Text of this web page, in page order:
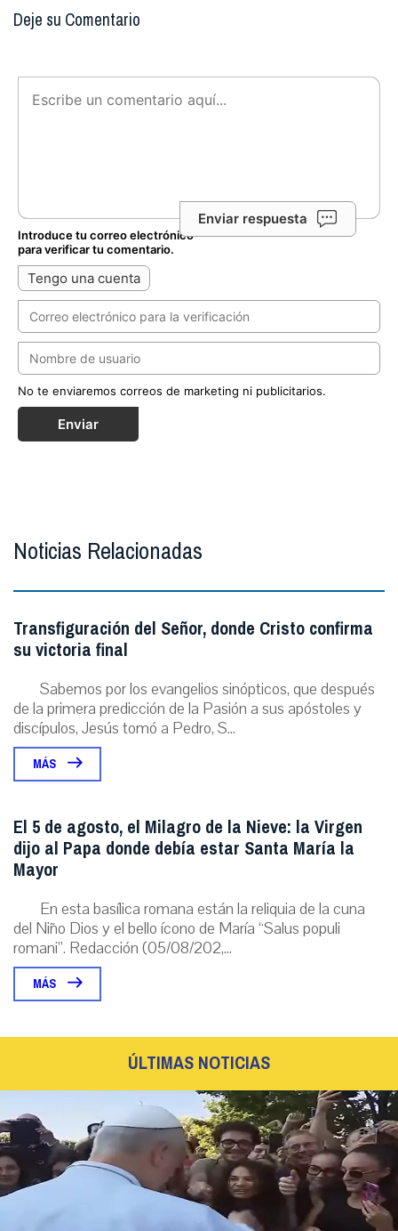
Deje su Comentario
Enviar respuesta
Introduce tu correo electrónico
para verificar tu comentario.
Tengo una cuenta
No te enviaremos correos de marketing ni publicitarios.
Enviar
Noticias Relacionadas
Transfiguración del Señor, donde Cristo confirma
su victoria final
Sabemos por los evangelios sinópticos, que después
de la primera predicción de la Pasión a sus apóstoles y
discípulos, Jesús tomó a Pedro, S...
MÁS
El 5 de agosto, el Milagro de la Nieve: la Virgen
dijo al Papa donde debía estar Santa María la
Mayor
En esta basílica romana están la reliquia de la cuna
del Niño Dios y el bello ícono de María “Salus populi
romani”. Redacción (05/08/202,...
MÁS
ÚLTIMAS NOTICIAS